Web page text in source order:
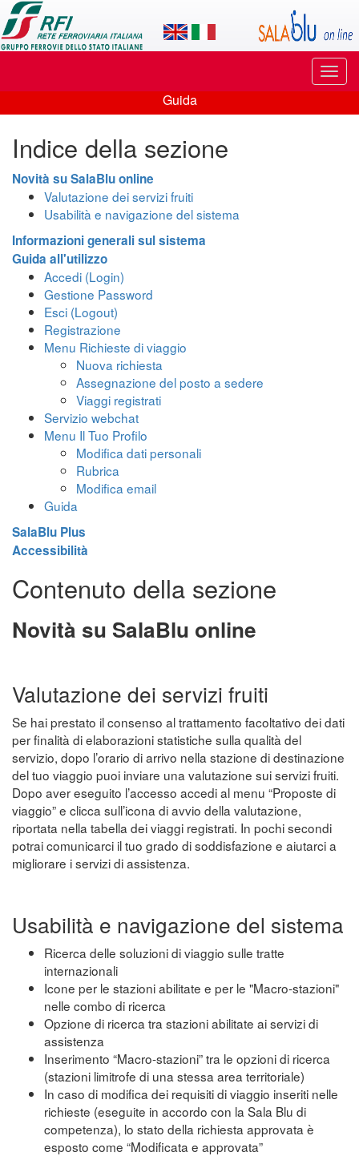
Applicazione
SalaBlu
Online
di
Rete
Ferroviaria
Italiana
di
Guida
Guida
Indice della sezione
Novità su SalaBlu online
Valutazione dei servizi fruiti
Usabilità e navigazione del sistema
Informazioni generali sul sistema
Guida all'utilizzo
Accedi (Login)
Gestione Password
Esci (Logout)
Registrazione
Menu Richieste di viaggio
Nuova richiesta
Assegnazione del posto a sedere
Viaggi registrati
Servizio webchat
Menu Il Tuo Profilo
Modifica dati personali
Rubrica
Modifica email
Guida
SalaBlu Plus
Accessibilità
Contenuto della sezione
Novità su SalaBlu online
Valutazione dei servizi fruiti
Se hai prestato il consenso al trattamento facoltativo dei dati
per finalità di elaborazioni statistiche sulla qualità del
servizio, dopo l’orario di arrivo nella stazione di destinazione
del tuo viaggio puoi inviare una valutazione sui servizi fruiti.
Dopo aver eseguito l’accesso accedi al menu “Proposte di
viaggio” e clicca sull’icona di avvio della valutazione,
riportata nella tabella dei viaggi registrati. In pochi secondi
potrai comunicarci il tuo grado di soddisfazione e aiutarci a
migliorare i servizi di assistenza.
Usabilità e navigazione del sistema
Ricerca delle soluzioni di viaggio sulle tratte
internazionali
Icone per le stazioni abilitate e per le "Macro-stazioni"
nelle combo di ricerca
Opzione di ricerca tra stazioni abilitate ai servizi di
assistenza
Inserimento “Macro-stazioni” tra le opzioni di ricerca
(stazioni limitrofe di una stessa area territoriale)
In caso di modifica dei requisiti di viaggio inseriti nelle
richieste (eseguite in accordo con la Sala Blu di
competenza), lo stato della richiesta approvata è
esposto come “Modificata e approvata”